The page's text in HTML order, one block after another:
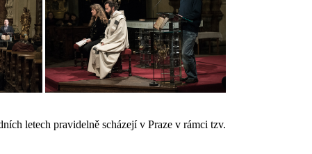
letech pravidelně scházejí v Praze v rámci tzv.